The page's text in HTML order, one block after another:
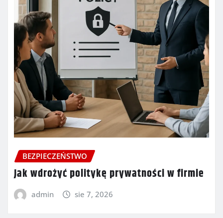
BEZPIECZEŃSTWO
Jak wdrożyć politykę prywatności w firmie
admin sie 7, 2026